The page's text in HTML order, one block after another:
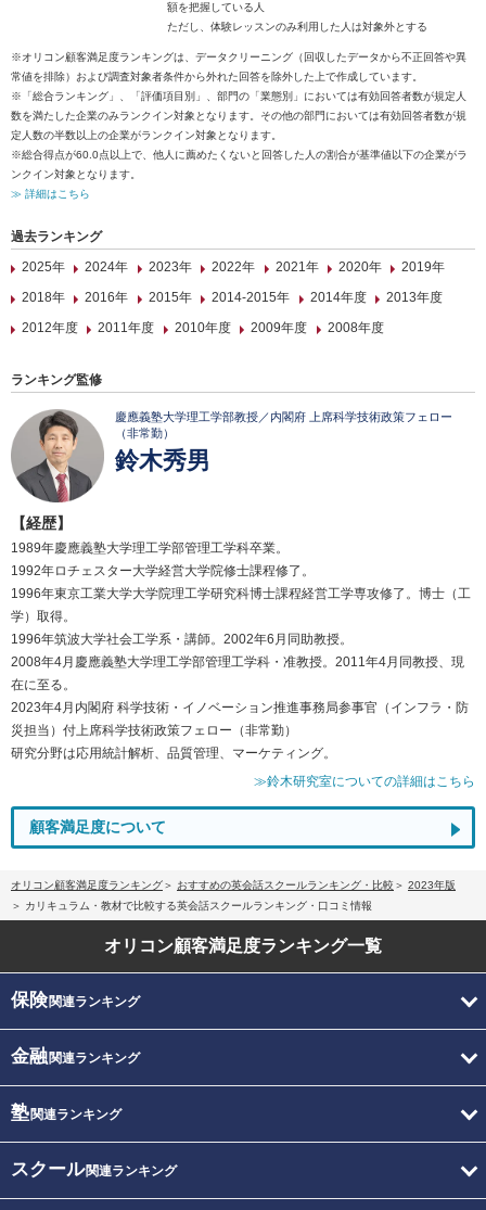
額を把握している人
ただし、体験レッスンのみ利用した人は対象外とする
※オリコン顧客満足度ランキングは、データクリーニング（回収したデータから不正回答や異
常値を排除）および調査対象者条件から外れた回答を除外した上で作成しています。
※「総合ランキング」、「評価項目別」、部門の「業態別」においては有効回答者数が規定人
数を満たした企業のみランクイン対象となります。その他の部門においては有効回答者数が規
定人数の半数以上の企業がランクイン対象となります。
※総合得点が60.0点以上で、他人に薦めたくないと回答した人の割合が基準値以下の企業がラ
ンクイン対象となります。
≫ 詳細はこちら
過去ランキング
2025年
2024年 2023年 2022年 2021年 2020年
2019年
2018年
2016年 2015年 2014-2015年 2014年度
2013年度
2012年度
2011年度 2010年度 2009年度 2008年度
ランキング監修
慶應義塾大学理工学部教授／内閣府 上席科学技術政策フェロー
（非常勤）
鈴木秀男
【経歴】
1989年慶應義塾大学理工学部管理工学科卒業。
1992年ロチェスター大学経営大学院修士課程修了。
1996年東京工業大学大学院理工学研究科博士課程経営工学専攻修了。博士（工
学）取得。
1996年筑波大学社会工学系・講師。2002年6月同助教授。
2008年4月慶應義塾大学理工学部管理工学科・准教授。2011年4月同教授、現
在に至る。
2023年4月内閣府 科学技術・イノベーション推進事務局参事官（インフラ・防
災担当）付上席科学技術政策フェロー（非常勤）
研究分野は応用統計解析、品質管理、マーケティング。
≫鈴木研究室についての詳細はこちら
顧客満足度について
オリコン顧客満足度ランキング おすすめの英会話スクールランキング・比較
2023年版
カリキュラム・教材で比較する英会話スクールランキング・口コミ情報
オリコン顧客満足度ランキング一覧
保険関連ランキング
金融関連ランキング
塾関連ランキング
スクール関連ランキング